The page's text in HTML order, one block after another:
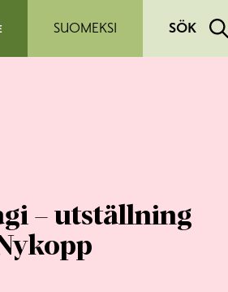
SUOMEKSI
SÖK
– utställning